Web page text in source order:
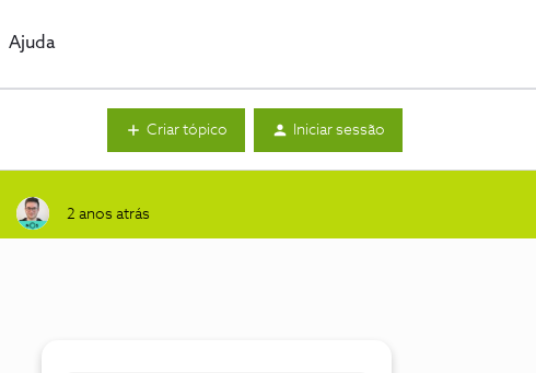
Ajuda
Criar tópico Iniciar sessão
2 anos atrás